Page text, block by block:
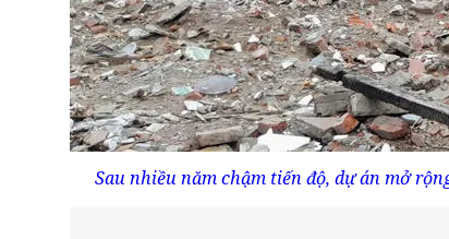
Sau nhiều năm chậm tiến độ, dự án mở